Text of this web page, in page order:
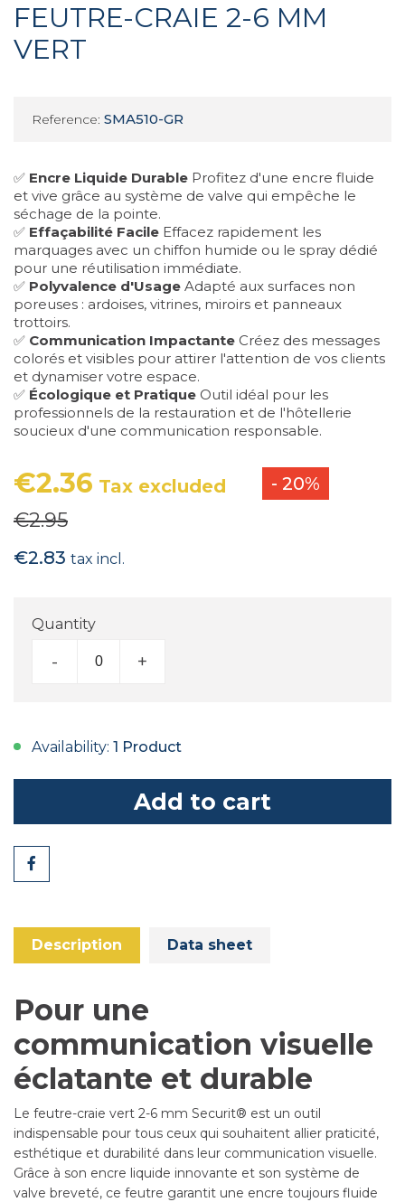
FEUTRE-CRAIE 2-6 MM
VERT
Reference: SMA510-GR
✅ Encre Liquide Durable Profitez d'une encre fluide
et vive grâce au système de valve qui empêche le
séchage de la pointe.
✅ Effaçabilité Facile Effacez rapidement les
marquages avec un chiffon humide ou le spray dédié
pour une réutilisation immédiate.
✅ Polyvalence d'Usage Adapté aux surfaces non
poreuses : ardoises, vitrines, miroirs et panneaux
trottoirs.
✅ Communication Impactante Créez des messages
colorés et visibles pour attirer l'attention de vos clients
et dynamiser votre espace.
✅ Écologique et Pratique Outil idéal pour les
professionnels de la restauration et de l'hôtellerie
soucieux d'une communication responsable.
€2.36 Tax excluded - 20%
€2.95
€2.83 tax incl.
Quantity
- +
Availability: 1 Product
Add to cart
Share
Description Data sheet
Pour une
communication visuelle
éclatante et durable
Le feutre-craie vert 2-6 mm Securit® est un outil
indispensable pour tous ceux qui souhaitent allier praticité,
esthétique et durabilité dans leur communication visuelle.
Grâce à son encre liquide innovante et son système de
valve breveté, ce feutre garantit une encre toujours fluide